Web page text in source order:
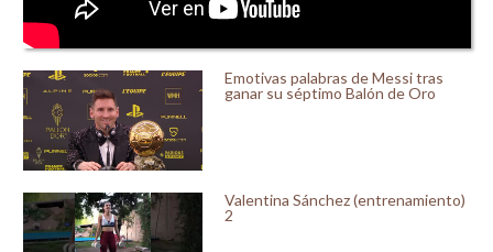
Emotivas palabras de Messi tras
ganar su séptimo Balón de Oro
Valentina Sánchez (entrenamiento)
2